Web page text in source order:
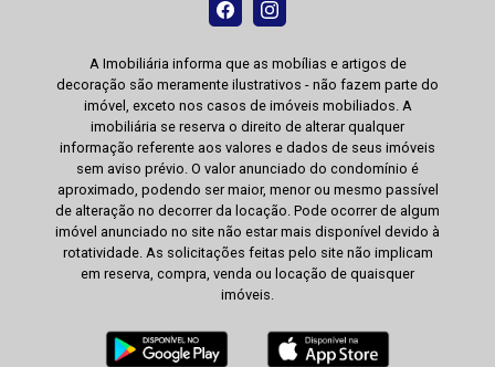
A Imobiliária informa que as mobílias e artigos de
decoração são meramente ilustrativos - não fazem parte do
imóvel, exceto nos casos de imóveis mobiliados. A
imobiliária se reserva o direito de alterar qualquer
informação referente aos valores e dados de seus imóveis
sem aviso prévio. O valor anunciado do condomínio é
aproximado, podendo ser maior, menor ou mesmo passível
de alteração no decorrer da locação. Pode ocorrer de algum
imóvel anunciado no site não estar mais disponível devido à
rotatividade. As solicitações feitas pelo site não implicam
em reserva, compra, venda ou locação de quaisquer
imóveis.